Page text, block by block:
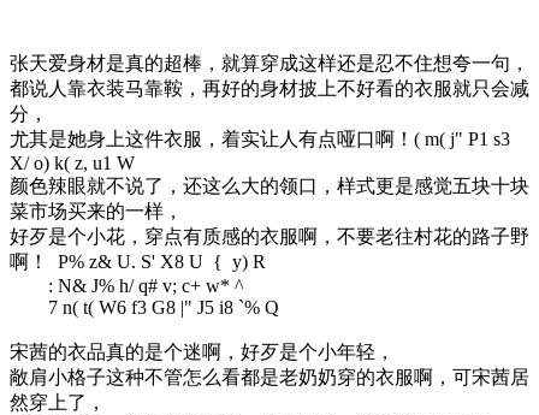
张天爱身材是真的超棒，就算穿成这样还是忍不住想夸一句，
都说人靠衣装马靠鞍，再好的身材披上不好看的衣服就只会减
分，
尤其是她身上这件衣服，着实让人有点哑口啊！ ( m( j" P1 s3
X/ o) k( z, u1 W
颜色辣眼就不说了，还这么大的领口，样式更是感觉五块十块
菜市场买来的一样，
好歹是个小花，穿点有质感的衣服啊，不要老往村花的路子野
啊！
P% z& U. S' X8 U { y) R
: N& J% h/ q# v; c+ w* ^
7 n( t( W6 f3 G8 |" J5 i8 `% Q
宋茜的衣品真的是个迷啊，好歹是个小年轻，
敞肩小格子这种不管怎么看都是老奶奶穿的衣服啊，可宋茜居
然穿上了，